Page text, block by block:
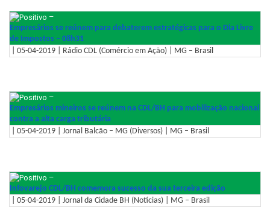
–
Empresários se reúnem para debaterem estratégicas para o Dia Livre
de Impostos – 08h31
| 05-04-2019 | Rádio CDL (Comércio em Ação) | MG – Brasil
–
Empresários mineiros se reúnem na CDL/BH para mobilização nacional
contra a alta carga tributária
| 05-04-2019 | Jornal Balcão – MG (Diversos) | MG – Brasil
–
Infovarejo CDL/BH comemora sucesso da sua terceira edição
| 05-04-2019 | Jornal da Cidade BH (Notícias) | MG – Brasil